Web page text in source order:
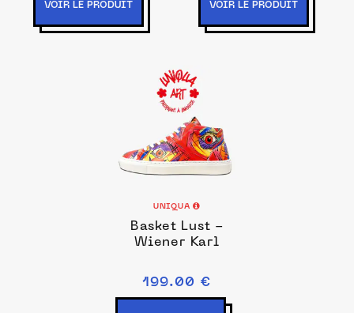
VOIR LE PRODUIT
HOMME
VOIR LE PRODUIT
UNIQUA
Basket Lust -
Wiener Karl
199.00 €